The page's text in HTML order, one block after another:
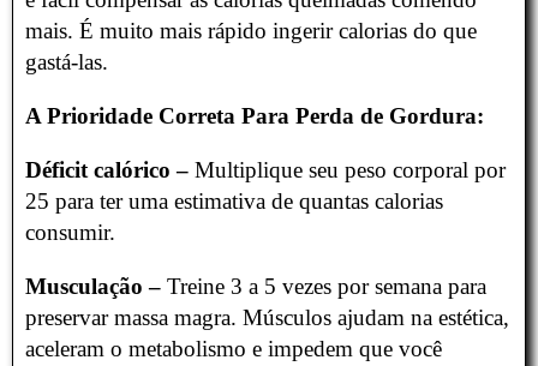
mais. É muito mais rápido ingerir calorias do que
gastá-las.
A Prioridade Correta Para Perda de Gordura:
Déficit calórico – Multiplique seu peso corporal por
25 para ter uma estimativa de quantas calorias
consumir.
Musculação – Treine 3 a 5 vezes por semana para
preservar massa magra. Músculos ajudam na estética,
aceleram o metabolismo e impedem que você